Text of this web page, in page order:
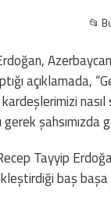
📂
açıklamada,
Tayyip
baş